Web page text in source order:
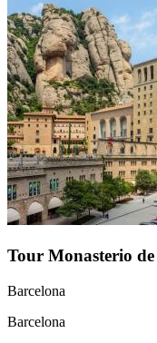
Tour Monasterio
Barcelona
Barcelona